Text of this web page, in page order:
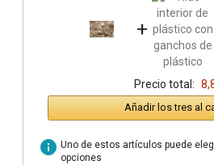
+
Precio total:
Añadir los tres al
info Uno de estos artículos puede
opciones